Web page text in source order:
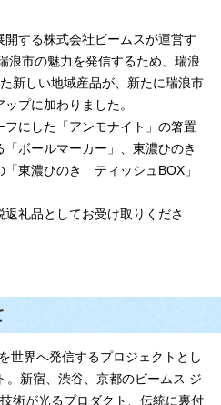
する株式会社ビームスが運営す
浪市の魅力を発信するため、瑞浪
新しい地域産品が、新たに瑞浪市
プに加わりました。
にした「アンモナイト」の箸置
ボールマーカー」、東濃ひのき
「東濃ひのき ティッシュBOX」
礼品としてお受け取りくださ
世界へ発信するプロジェクトとし
新宿、渋谷、京都のビームス ジ
術が光るプロダクト、伝統に裏付